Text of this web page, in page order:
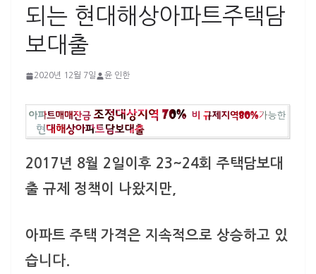
되는 현대해상아파트주택담
보대출
2020년 12월 7일 윤 인한
2017년 8월 2일이후 23~24회 주택담보대
출 규제 정책이 나왔지만,
아파트 주택 가격은 지속적으로 상승하고 있
습니다.